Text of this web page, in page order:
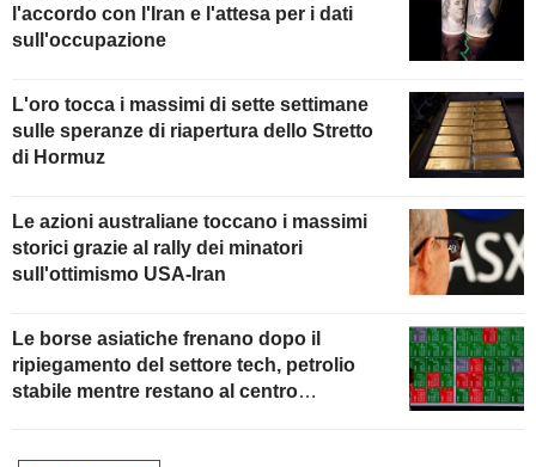
l'accordo con l'Iran e l'attesa per i dati
sull'occupazione
L'oro tocca i massimi di sette settimane
sulle speranze di riapertura dello Stretto
di Hormuz
Le azioni australiane toccano i massimi
storici grazie al rally dei minatori
sull'ottimismo USA-Iran
Le borse asiatiche frenano dopo il
ripiegamento del settore tech, petrolio
stabile mentre restano al centro